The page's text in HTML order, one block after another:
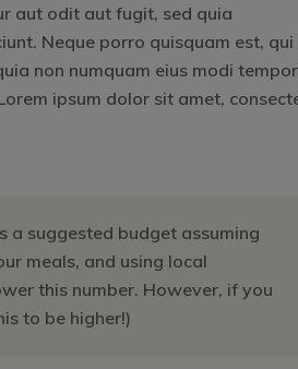
aut odit aut fugit, sed quia
Neque porro quisquam est, qui
non numquam eius modi
ipsum dolor sit amet,
a suggested budget assuming
meals, and using local
this number. However, if you
to be higher!)